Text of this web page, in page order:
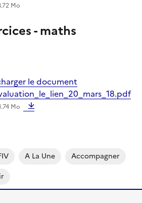
Mo
- maths
le document
Mo
A La Une
Accompagner